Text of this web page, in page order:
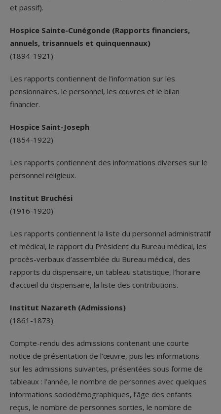
et passif).
Hospice Sainte-Cunégonde (Rapports financiers,
annuels, trisannuels et quinquennaux)
(1894-1921)
Les rapports contiennent de l’information sur les
pensionnaires, le personnel, les œuvres et le bilan
financier.
Hospice Saint-Joseph
(1854-1922)
Les rapports contiennent des informations diverses sur le
personnel religieux.
Institut Bruchési
(1916-1920)
Les rapports contiennent la liste du personnel administratif
et médical, le rapport du Président du Bureau médical, les
procès-verbaux d’assemblée du Bureau médical, des
rapports du dispensaire, un tableau statistique, l’horaire
d’accueil du dispensaire, la liste des contributions.
Institut Nazareth (Admissions)
(1861-1873)
Compte-rendu des admissions contenant une courte
notice de présentation de l’œuvre, puis les informations
sur les admissions suivantes, présentées sous forme de
tableaux : l’année, le nombre de personnes avec quelques
informations sociodémographiques, l’âge des enfants
reçus, le nombre de personnes sorties, le nombre de